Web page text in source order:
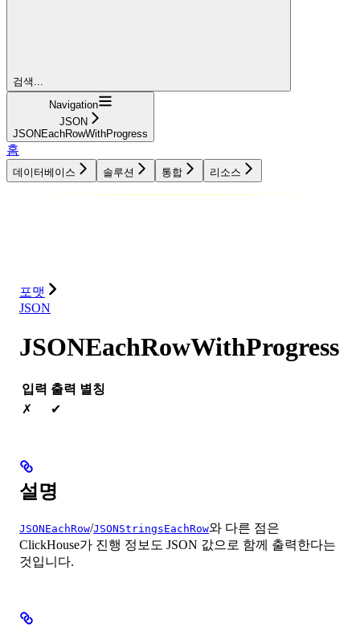
검색...
Navigation
JSON
JSONEachRowWithProgress
홈
데이터베이스 솔루션 통합 리소스
포맷
JSON
JSONEachRowWithProgress
입력 출력 별칭
✗
✔
설명
JSONEachRow/JSONStringsEachRow와 다른 점은
ClickHouse가 진행 정보도 JSON 값으로 함께 출력한다는
것입니다.